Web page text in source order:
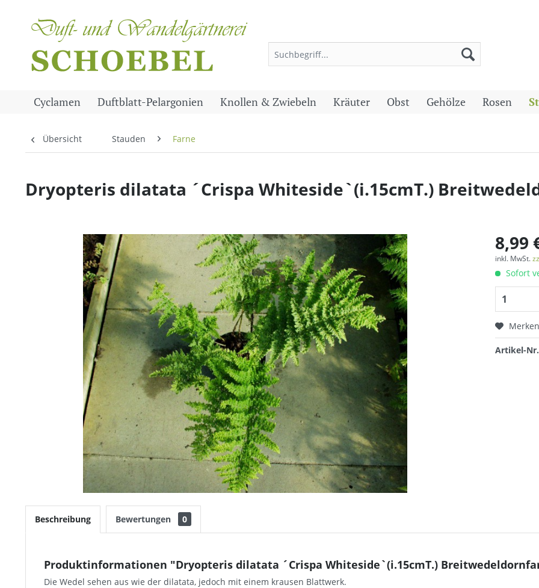
Cyclamen Duftblatt-Pelargonien Knollen & Zwiebeln Kräuter Obst Gehölze Rosen
Übersicht Stauden Farne
Dryopteris dilatata ´Crispa Whiteside`(i.15cmT.)
8,99
inkl. MwSt.
Sofort
Artikel-
Beschreibung Bewertungen 0
Produktinformationen "Dryopteris dilatata ´Crispa Whiteside`(i.15cmT.)
Die Wedel sehen aus wie der dilatata, jedoch mit einem krausen Blattwerk.